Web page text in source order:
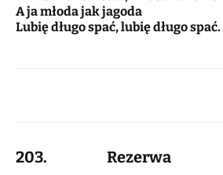
A ja młoda jak jagoda
Lubię długo spać, lubię długo spać.
203. Rezerwa